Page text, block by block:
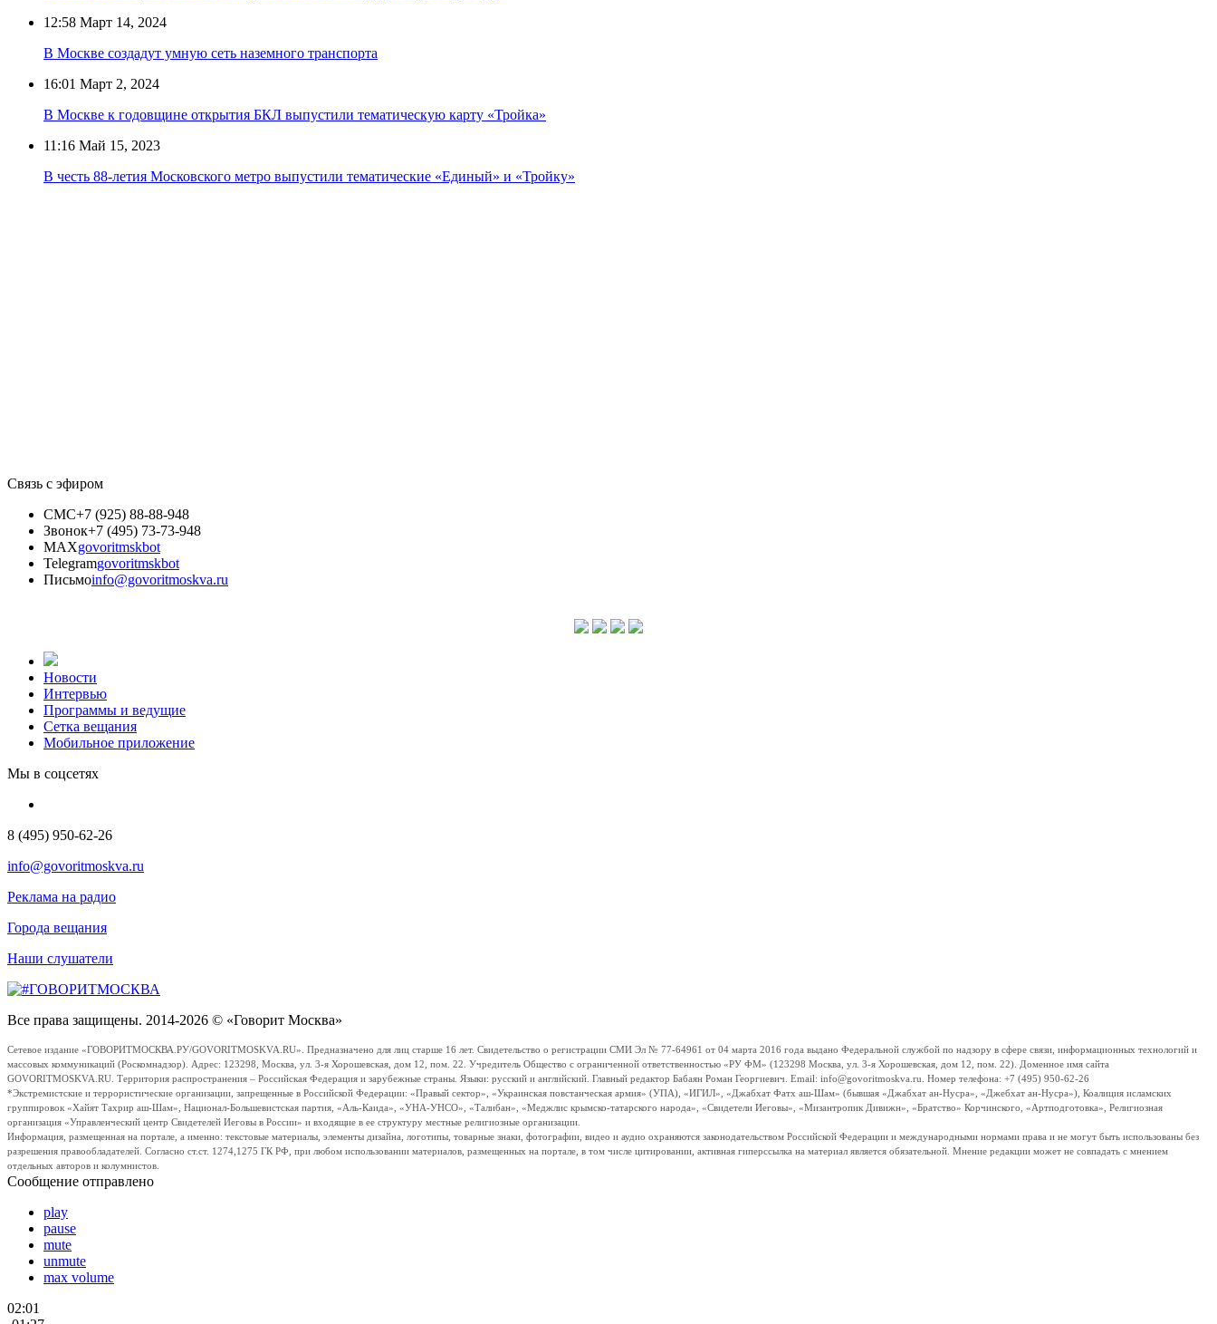
12:58 Март 14, 2024
В Москве создадут умную сеть наземного транспорта
16:01 Март 2, 2024
В Москве к годовщине открытия БКЛ выпустили тематическую карту «Тройка»
11:16 Май 15, 2023
В честь 88-летия Московского метро выпустили тематические «Единый» и «Тройку»
Связь с эфиром
СМС+7 (925) 88-88-948
Звонок+7 (495) 73-73-948
MAXgovoritmskbot
Telegramgovoritmskbot
Письмоinfo@govoritmoskva.ru
Новости
Интервью
Программы и ведущие
Сетка вещания
Мобильное приложение
Мы в соцсетях
8 (495) 950-62-26
info@govoritmoskva.ru
Реклама на радио
Города вещания
Наши слушатели
Все права защищены. 2014-2026 © «Говорит Москва»
Сетевое издание «ГОВОРИТМОСКВА.РУ/GOVORITMOSKVA.RU». Предназначено для лиц старше 16 лет. Свидетельство о регистрации СМИ Эл № 77-64961 от 04 марта 2016 года выдано Федеральной службой по надзору в сфере связи, информационных технологий и
массовых коммуникаций (Роскомнадзор). Адрес: 123298, Москва, ул. 3-я Хорошевская, дом 12, пом. 22. Учредитель Общество с ограниченной ответственностью «РУ ФМ» (123298 Москва, ул. 3-я Хорошевская, дом 12, пом. 22). Доменное имя сайта
GOVORITMOSKVA.RU. Территория распространения – Российская Федерация и зарубежные страны. Языки: русский и английский. Главный редактор Бабаян Роман Георгиевич. Email: info@govoritmoskva.ru. Номер телефона: +7 (495) 950-62-26
*Экстремистские и террористические организации, запрещенные в Российской Федерации: «Правый сектор», «Украинская повстанческая армия» (УПА), «ИГИЛ», «Джабхат Фатх аш-Шам» (бывшая «Джабхат ан-Нусра», «Джебхат ан-Нусра»), Коалиция исламских
группировок «Хайят Тахрир аш-Шам», Национал-Большевистская партия, «Аль-Каида», «УНА-УНСО», «Талибан», «Меджлис крымско-татарского народа», «Свидетели Иеговы», «Мизантропик Дивижн», «Братство» Корчинского, «Артподготовка», Религиозная
организация «Управленческий центр Свидетелей Иеговы в России» и входящие в ее структуру местные религиозные организации.
Информация, размещенная на портале, а именно: текстовые материалы, элементы дизайна, логотипы, товарные знаки, фотографии, видео и аудио охраняются законодательством Российской Федерации и международными нормами права и не могут быть использованы без
разрешения правообладателей. Согласно ст.ст. 1274,1275 ГК РФ, при любом использовании материалов, размещенных на портале, в том числе цитировании, активная гиперссылка на материал является обязательной. Мнение редакции может не совпадать с мнением
отдельных авторов и колумнистов.
Сообщение отправлено
play
pause
mute
unmute
max volume
02:01